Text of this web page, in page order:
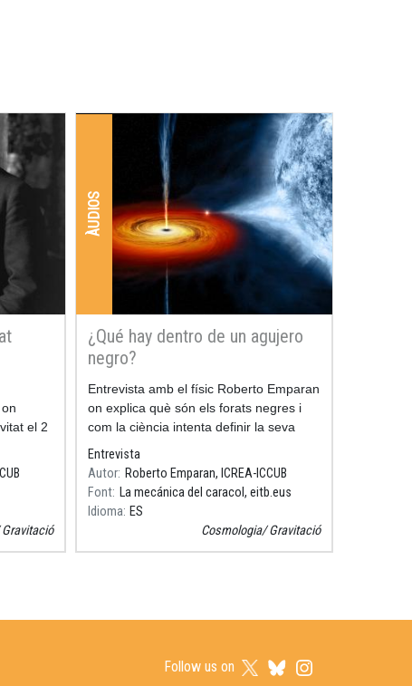
el 2
Gravitació
ÀUDIOS
¿Qué hay dentro de un agujero
negro?
Resum
Entrevista amb el físic Roberto Emparan
on explica què són els forats negres i
com la ciència intenta definir la seva
naturalesa.
Entrevista
Autor Roberto Emparan, ICREA-ICCUB
Font La mecánica del caracol, eitb.eus
Idioma ES
Cosmologia Gravitació
Follow us on